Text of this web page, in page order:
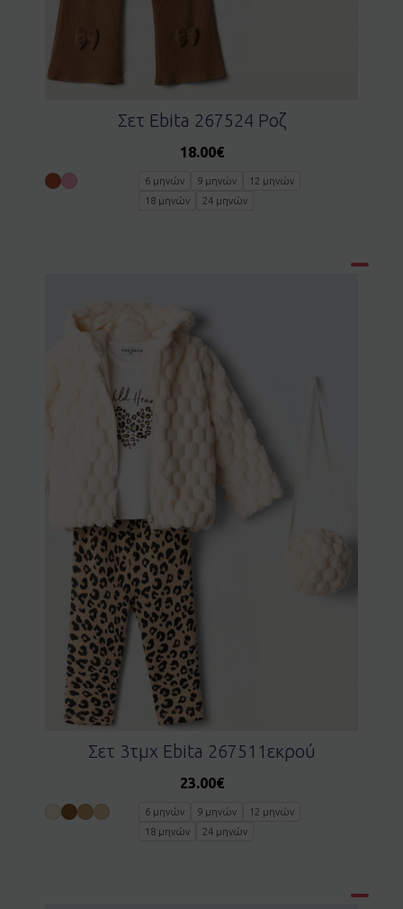
Σετ Ebita 267524 Ροζ
18.00€
6 μηνών 9 μηνών
12 μηνών
18 μηνών
24 μηνών
Σετ 3τμχ Ebita 267511εκρού
23.00€
6 μηνών 9 μηνών
12 μηνών
18 μηνών
24 μηνών